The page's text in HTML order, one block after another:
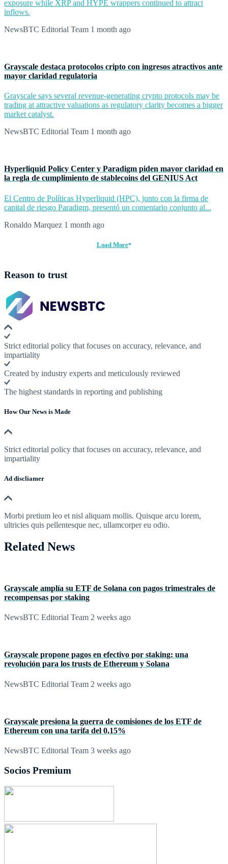
exposure while XRP and HYPE wrappers continued to attract
inflows.
NewsBTC Editorial Team 1 month ago
Grayscale destaca protocolos cripto con ingresos atractivos ante
mayor claridad regulatoria
Grayscale says several revenue-generating crypto protocols may be
trading at attractive valuations as regulatory clarity becomes a bigger
market catalyst.
NewsBTC Editorial Team 1 month ago
Hyperliquid Policy Center y Paradigm piden mayor claridad en
la regla de cumplimiento de stablecoins del GENIUS Act
El Centro de Políticas Hyperliquid (HPC), junto con la firma de
capital de riesgo Paradigm, presentó un comentario conjunto al...
Ronaldo Marquez 1 month ago
Load More
Reason to trust
Strict editorial policy that focuses on accuracy, relevance, and
impartiality
Created by industry experts and meticulously reviewed
The highest standards in reporting and publishing
How Our News is Made
Strict editorial policy that focuses on accuracy, relevance, and
impartiality
Ad discliamer
Morbi pretium leo et nisl aliquam mollis. Quisque arcu lorem,
ultricies quis pellentesque nec, ullamcorper eu odio.
Related News
Grayscale amplía su ETF de Solana con pagos trimestrales de
recompensas por staking
NewsBTC Editorial Team 2 weeks ago
Grayscale propone pagos en efectivo por staking: una
revolución para los trusts de Ethereum y Solana
NewsBTC Editorial Team 2 weeks ago
Grayscale presiona la guerra de comisiones de los ETF de
Ethereum con una tarifa del 0,15%
NewsBTC Editorial Team 3 weeks ago
Socios Premium